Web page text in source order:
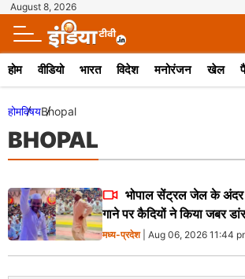
August 8, 2026
होम वीडियो भारत विदेश मनोरंजन खेल
होमविषयBhopal
BHOPAL
भोपाल सेंट्रल जेल के
गाने पर कैदियों ने किया जबर
मध्य-प्रदेश| Aug 06, 2026 11:44